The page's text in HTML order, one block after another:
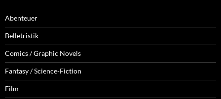
Abenteuer
Belletristik
Comics / Graphic Novels
Fantasy / Science-Fiction
Film